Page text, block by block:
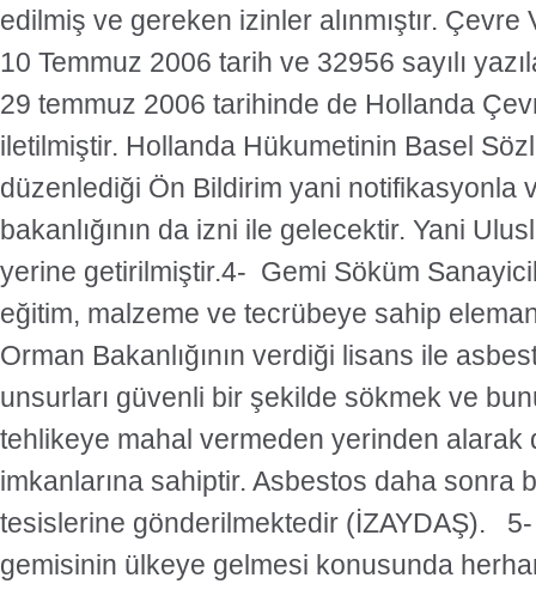
edilmiş ve gereken izinler alınmıştır. Çevre
10 Temmuz 2006 tarih ve 32956 sayılı
29 temmuz 2006 tarihinde de Hollanda
iletilmiştir. Hollanda Hükumetinin Basel
düzenlediği Ön Bildirim yani notifikasyonla
bakanlığının da izni ile gelecektir. Yani
yerine getirilmiştir.4- Gemi Söküm
eğitim, malzeme ve tecrübeye sahip
Orman Bakanlığının verdiği lisans ile
unsurları güvenli bir şekilde sökmek ve
tehlikeye mahal vermeden yerinden alarak
imkanlarına sahiptir. Asbestos daha sonra
tesislerine gönderilmektedir (İZAYDAŞ).
gemisinin ülkeye gelmesi konusunda